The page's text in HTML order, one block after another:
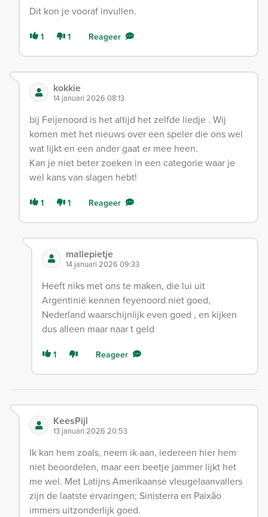
Dit kon je vooraf invullen.
1 1 Reageer
kokkie
14 januari 2026 08:13
bij Feijenoord is het altijd het zelfde liedje . Wij
komen met het nieuws over een speler die ons wel
wat lijkt en een ander gaat er mee heen.
Kan je niet beter zoeken in een categorie waar je
wel kans van slagen hebt!
1 1 Reageer
mallepietje
14 januari 2026 09:33
Heeft niks met ons te maken, die lui uit
Argentinië kennen feyenoord niet goed,
Nederland waarschijnlijk even goed , en kijken
dus alleen maar naar t geld
1 Reageer
KeesPijl
13 januari 2026 20:53
Ik kan hem zoals, neem ik aan, iedereen hier hem
niet beoordelen, maar een beetje jammer lijkt het
me wel. Met Latijns Amerikaanse vleugelaanvallers
zijn de laatste ervaringen; Sinisterra en Paixão
immers uitzonderlijk goed.